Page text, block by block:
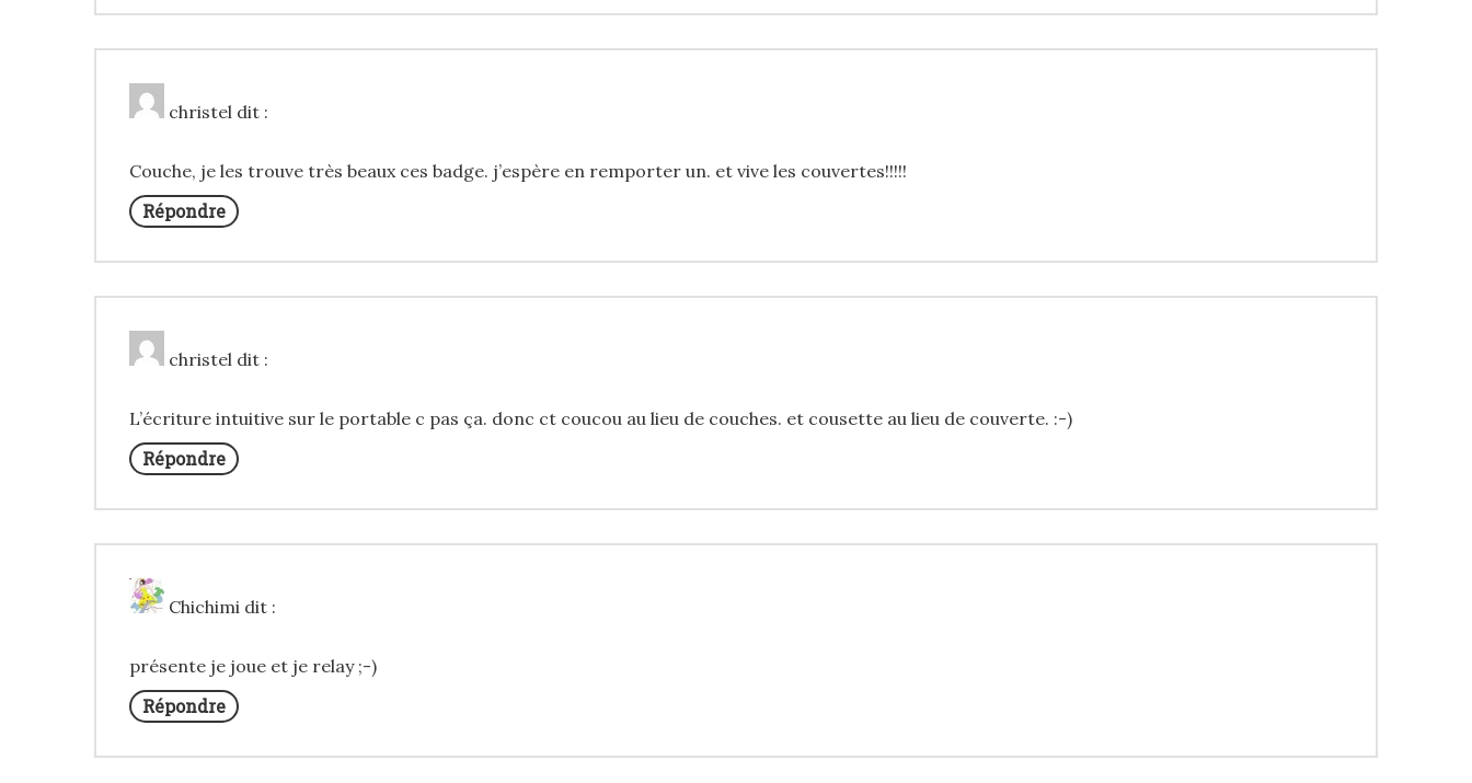
christel dit :
Couche, je les trouve très beaux ces badge. j’espère en remporter un. et vive les couvertes!!!!!
Répondre
christel dit :
L’écriture intuitive sur le portable c pas ça. donc ct coucou au lieu de couches. et cousette au lieu de couverte. :-)
Répondre
Chichimi dit :
présente je joue et je relay ;-)
Répondre